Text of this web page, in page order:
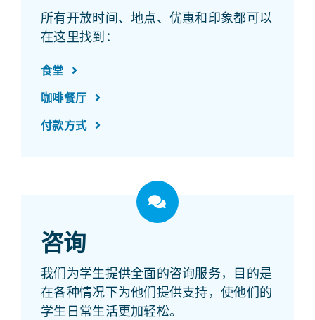
所有开放时间、地点、优惠和印象都可以
在这里找到：
食堂
咖啡餐厅
付款方式
咨询
我们为学生提供全面的咨询服务，目的是
在各种情况下为他们提供支持，使他们的
学生日常生活更加轻松。